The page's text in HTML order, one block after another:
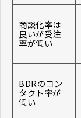
商談化率は
良いが受注
率が低い
BDRのコン
タクト率が
低い